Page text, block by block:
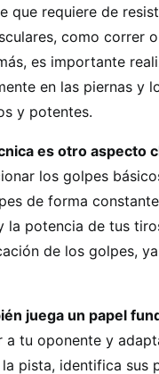
que requiere de
como correr
es importante
en las piernas y
y potentes.
es otro aspecto
los golpes
de forma
la potencia de tus
de los golpes,
juega un papel
a tu oponente y
pista, identifica sus